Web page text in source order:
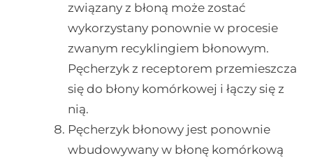
związany z błoną może zostać
wykorzystany ponownie w procesie
zwanym recyklingiem błonowym.
Pęcherzyk z receptorem przemieszcza
się do błony komórkowej i łączy się z
nią.
Pęcherzyk błonowy jest ponownie
wbudowywany w błonę komórkową